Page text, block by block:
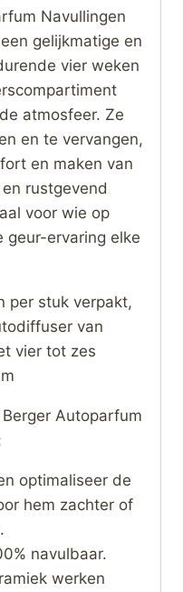
Navullingen
gelijkmatige en
vier weken
atmosfeer. Ze
en te vervangen,
en maken van
rustgevend
voor wie op
geur-ervaring elke
per stuk verpakt,
van
vier tot zes
Autoparfum
optimaliseer de
hem zachter of
navulbaar.
werken